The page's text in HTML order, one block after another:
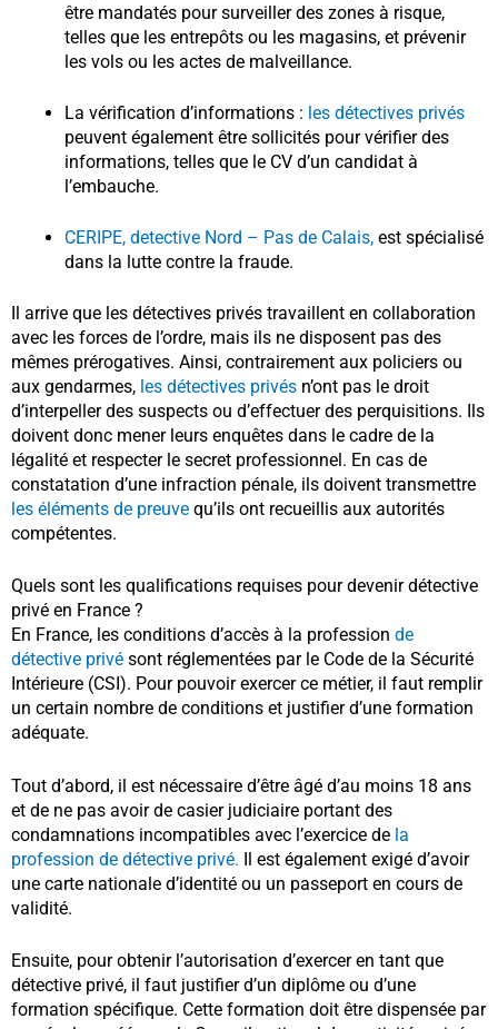
être mandatés pour surveiller des zones à risque,
telles que les entrepôts ou les magasins, et prévenir
les vols ou les actes de malveillance.
La vérification d’informations : les détectives privés
peuvent également être sollicités pour vérifier des
informations, telles que le CV d’un candidat à
l’embauche.
CERIPE, detective Nord – Pas de Calais, est spécialisé
dans la lutte contre la fraude.
Il arrive que les détectives privés travaillent en collaboration
avec les forces de l’ordre, mais ils ne disposent pas des
mêmes prérogatives. Ainsi, contrairement aux policiers ou
aux gendarmes, les détectives privés n’ont pas le droit
d’interpeller des suspects ou d’effectuer des perquisitions. Ils
doivent donc mener leurs enquêtes dans le cadre de la
légalité et respecter le secret professionnel. En cas de
constatation d’une infraction pénale, ils doivent transmettre
les éléments de preuve qu’ils ont recueillis aux autorités
compétentes.
Quels sont les qualifications requises pour devenir détective
privé en France ?
En France, les conditions d’accès à la profession de
détective privé sont réglementées par le Code de la Sécurité
Intérieure (CSI). Pour pouvoir exercer ce métier, il faut remplir
un certain nombre de conditions et justifier d’une formation
adéquate.
Tout d’abord, il est nécessaire d’être âgé d’au moins 18 ans
et de ne pas avoir de casier judiciaire portant des
condamnations incompatibles avec l’exercice de la
profession de détective privé. Il est également exigé d’avoir
une carte nationale d’identité ou un passeport en cours de
validité.
Ensuite, pour obtenir l’autorisation d’exercer en tant que
détective privé, il faut justifier d’un diplôme ou d’une
formation spécifique. Cette formation doit être dispensée par